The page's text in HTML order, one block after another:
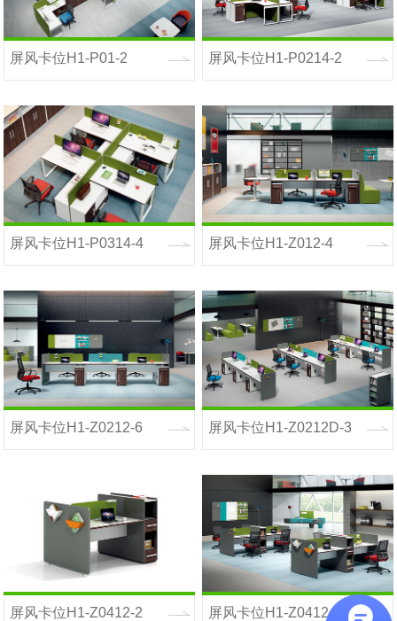
屏风卡位H1-P01-2 屏风卡位H1-P0214-2
屏风卡位H1-P0314-4 屏风卡位H1-Z012-4
屏风卡位H1-Z0212-6 屏风卡位H1-Z0212D-3
屏风卡位H1-Z0412-2 屏风卡位H1-Z0412-4